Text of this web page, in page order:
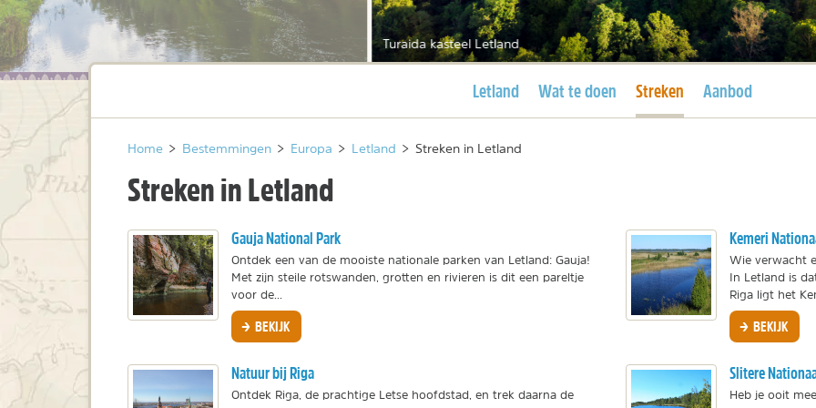
Turaida kasteel Letland
Huidige pagina
Letland Wat te doen Huidige pagina
Streken Aanbod
Home > Bestemmingen > Europa > Letland > Streken in Letland
Streken in Letland
Gauja National Park
Ontdek een van de mooiste nationale parken van Letland: Gauja!
Met zijn steile rotswanden, grotten en rivieren is dit een pareltje
voor de...
BEKIJK
Kemeri
Wie verwacht
In Letland is
Riga ligt het
BEKIJK
Natuur bij Riga
Ontdek Riga, de prachtige Letse hoofdstad, en trek daarna de
Slitere
Heb je ooit